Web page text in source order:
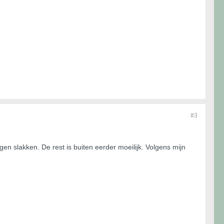
#3
slakken. De rest is buiten eerder moeilijk. Volgens mijn